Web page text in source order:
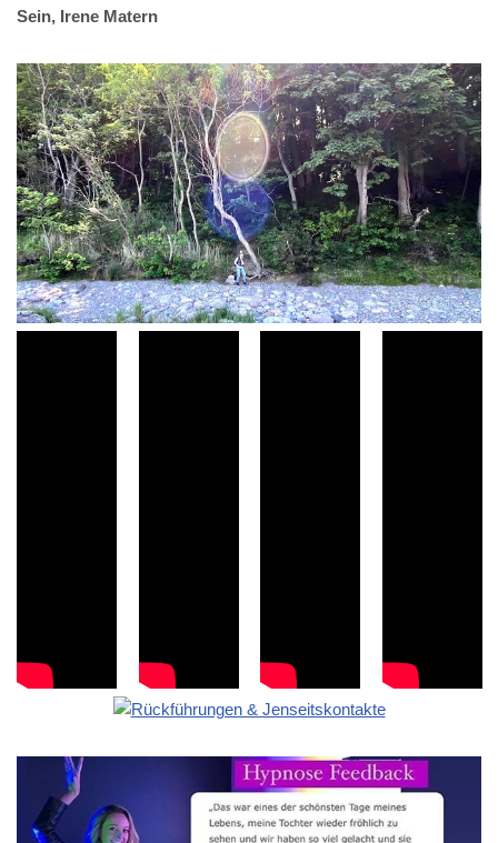
Sein, Irene Matern